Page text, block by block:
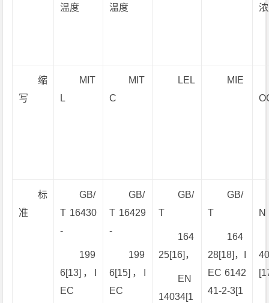
温度
温度
缩
写
MIT
L
MIT
C
LEL
MIE
标
准
GB/
T 16430
-
199
6[13]，I
EC
GB/
T 16429
-
199
6[15]，I
EC
GB/
T
164
25[16]，
EN
14034[1
GB/
T
164
28[18]，I
EC 6142
41-2-3[1
N